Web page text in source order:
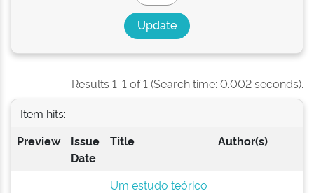
Results 1-1 of 1 (Search time: 0.002 seconds).
Item hits:
Preview
Issue
Date
Title Author(s)
Um estudo teórico